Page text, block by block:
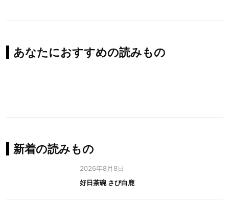
あなたにおすすめの読みもの
新着の読みもの
2026年8月8日
好日茶碗 さび白鹿